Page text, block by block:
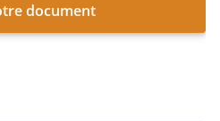
document